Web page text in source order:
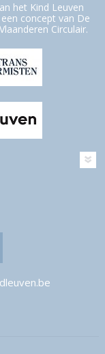
het Kind Leuven
concept van De
Circulair.